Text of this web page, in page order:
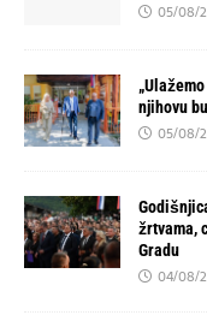
05/08/
njihovu
05/08/
žrtvama,
Gradu
04/08/